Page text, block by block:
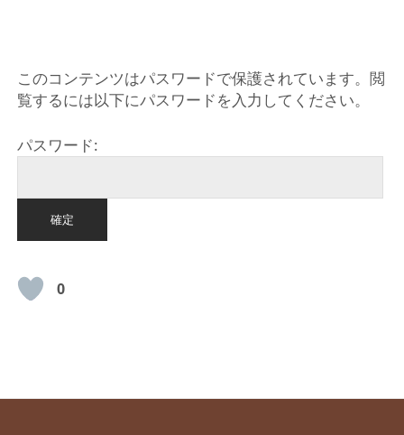
このコンテンツはパスワードで保護されています。閲
覧するには以下にパスワードを入力してください。
パスワード:
0